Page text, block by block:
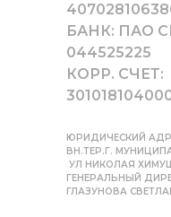
БАНК: ПАО
044525225
КОРР. СЧЕТ:
ЮРИДИЧЕСКИЙ
ВН.ТЕР.Г.
УЛ НИКОЛАЯ
ГЕНЕРАЛЬНЫЙ
ГЛАЗУНОВА